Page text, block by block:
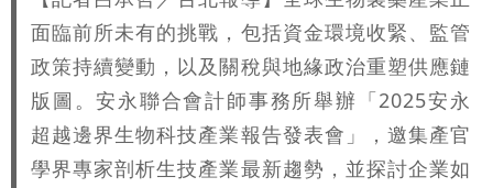
面臨前所未有的挑戰，包括資金環境收緊、監管
政策持續變動，以及關稅與地緣政治重塑供應鏈
版圖。安永聯合會計師事務所舉辦「2025安永
超越邊界生物科技產業報告發表會」，邀集產官
學界專家剖析生技產業最新趨勢，並探討企業如